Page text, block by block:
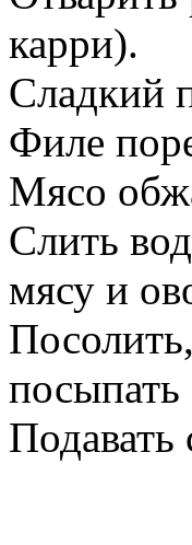
карри).
Сладкий
Филе
Мясо
Слить
мясу и
Подавать